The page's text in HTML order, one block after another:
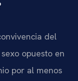
del
opuesto en
por al menos